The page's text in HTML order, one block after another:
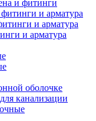
и фитинги
и арматура
и арматура
и арматура
оболочке
канализации